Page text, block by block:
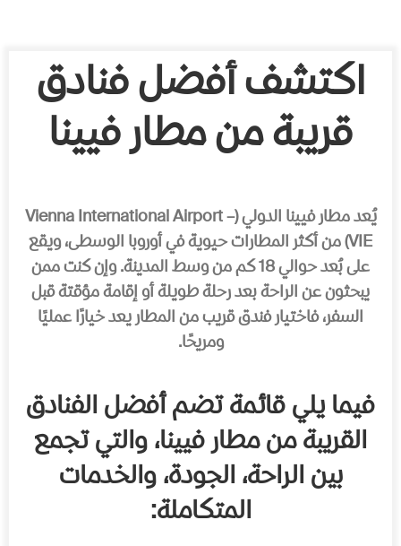
اكتشف أفضل فنادق
قريبة من مطار فيينا
يُعد مطار فيينا الدولي (Vienna International Airport –
VIE) من أكثر المطارات حيوية في أوروبا الوسطى، ويقع
على بُعد حوالي 18 كم من وسط المدينة. وإن كنت ممن
يبحثون عن الراحة بعد رحلة طويلة أو إقامة مؤقتة قبل
السفر، فاختيار فندق قريب من المطار يعد خيارًا عمليًا
ومريحًا.
فيما يلي قائمة تضم أفضل الفنادق
القريبة من مطار فيينا، والتي تجمع
بين الراحة، الجودة، والخدمات
المتكاملة: